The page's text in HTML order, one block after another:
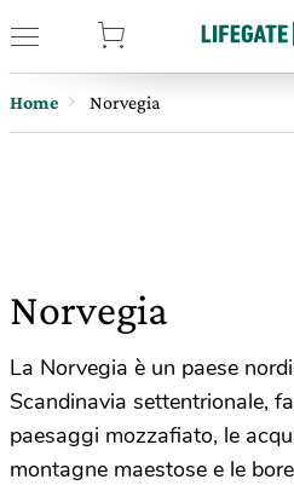
Home Norvegia
Norvegia
La Norvegia è un paese
Scandinavia settentrionale,
paesaggi mozzafiato, le
montagne maestose e le